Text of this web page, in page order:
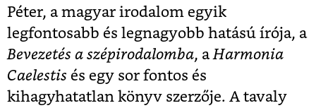
Péter, a magyar irodalom egyik
legfontosabb és legnagyobb hatású írója, a
Bevezetés a szépirodalomba, aHarmonia
Caelestis és egy sor fontos és
kihagyhatatlan könyv szerzője. A tavaly